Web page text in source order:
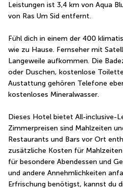
Leistungen ist 3,4 km von Aqua
von Ras Um Sid entfernt.
Fühl dich in einem der 400
wie zu Hause. Fernseher mit
Langeweile aufkommen. Die
oder Duschen, kostenlose
Austattung gehören Telefone
kostenloses Mineralwasser.
Dieses Hotel bietet All-inclusive-
Zimmerpreisen sind Mahlzeiten
Restaurants und Bars vor Ort
zusätzliche Kosten für
für besondere Abendessen und
und andere Annehmlichkeiten
Erfrischung benötigst, kannst du